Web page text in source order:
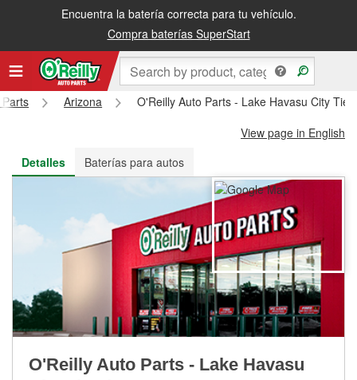
Encuentra la batería correcta para tu vehículo.
Compra baterías SuperStart
Recibe tu orden gratis al día siguiente o recógela en la tienda
Arizona
O'Reilly Auto Parts - Lake Havasu City
View page in English
Detalles
Baterías para autos
O'Reilly Auto Parts - Lake Havasu